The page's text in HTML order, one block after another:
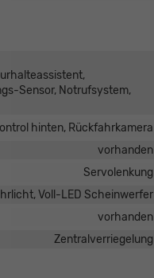
Sensor, Notrufsystem,
hinten, Rückfahrkamera
vorhanden
Servolenkung
Voll-LED Scheinwerfer
vorhanden
Zentralverriegelung